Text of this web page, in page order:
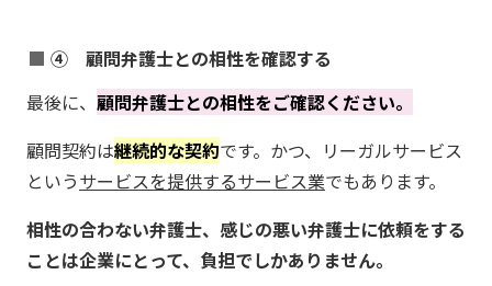
④ 顧問弁護士との相性を確認する
最後に、 顧問弁護士との相性をご確認ください。
顧問契約は継続的な契約です。かつ、リーガルサービス
というサービスを提供するサービス業でもあります。
相性の合わない弁護士、感じの悪い弁護士に依頼をする
ことは企業にとって、負担でしかありません。